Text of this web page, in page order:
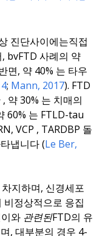
진단사이에는직접
, bvFTD 사례의 약
면, 약 40% 는 타우
; Mann, 2017). FTD
, 약30% 는 치매의
60% 는 FTLD-tau
VCP , TARDBP 돌
냅니다(Le Ber,
지하며, 신경세포
정상적으로 응집
와 관련된FTD의 유
, 대부분의 경우 4-